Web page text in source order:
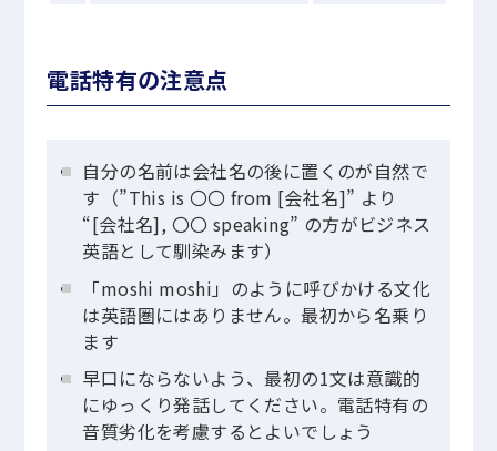
電話特有の注意点
自分の名前は会社名の後に置くのが自然で
す（”This is 〇〇 from [会社名]” より
“[会社名], 〇〇 speaking” の方がビジネス
英語として馴染みます）
「moshi moshi」のように呼びかける文化
は英語圏にはありません。最初から名乗り
ます
早口にならないよう、最初の1文は意識的
にゆっくり発話してください。電話特有の
音質劣化を考慮するとよいでしょう